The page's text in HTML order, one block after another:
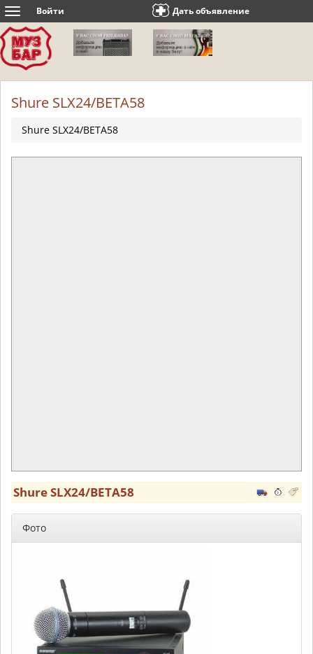
Toggle
navigation
Войти Дать объявление
Shure SLX24/BETA58
Shure SLX24/BETA58
Shure SLX24/BETA58
Фото